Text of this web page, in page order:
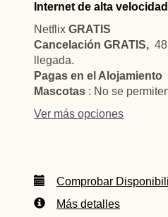
Internet de alta velocidad
Netflix GRATIS
Cancelación GRATIS,
llegada.
Pagas en el Alojamiento
Mascotas : No se
Ver más opciones
Comprobar
Más detalles